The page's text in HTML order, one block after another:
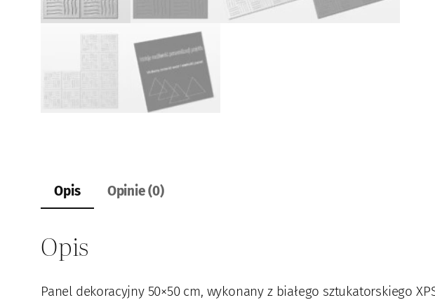
Opis Opinie (0)
Opis
Panel dekoracyjny 50×50 cm, wykonany z białego sztukatorskiego